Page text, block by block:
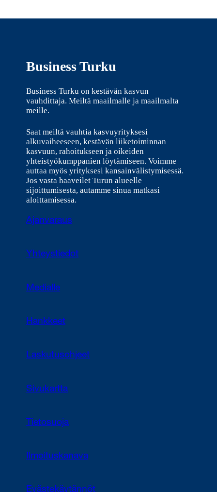
Business Turku
Business Turku on kestävän kasvun
vauhdittaja. Meiltä maailmalle ja maailmalta
meille.
Saat meiltä vauhtia kasvuyrityksesi
alkuvaiheeseen, kestävän liiketoiminnan
kasvuun, rahoitukseen ja oikeiden
yhteistyökumppanien löytämiseen. Voimme
auttaa myös yrityksesi kansainvälistymisessä.
Jos vasta haaveilet Turun alueelle
sijoittumisesta, autamme sinua matkasi
aloittamisessa.
Ajanvaraus
Yhteystiedot
Medialle
Hankkeet
Laskutusohjeet
Sivukartta
Tietosuoja
Ilmoituskanava